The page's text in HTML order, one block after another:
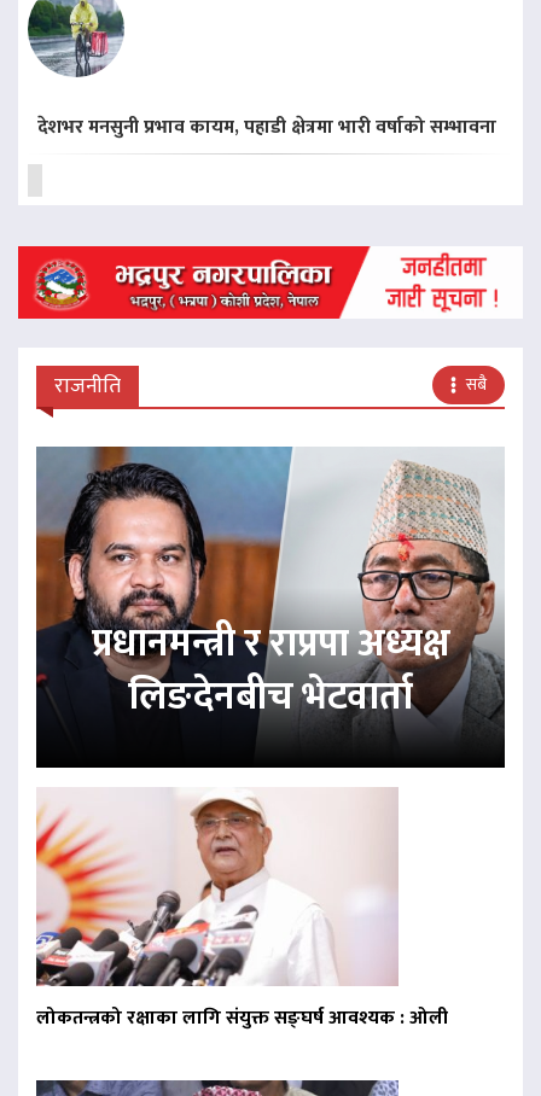
देशभर मनसुनी प्रभाव कायम, पहाडी क्षेत्रमा भारी वर्षाको सम्भावना
राजनीति सबै
प्रधानमन्त्री र राप्रपा अध्यक्ष
लिङदेनबीच भेटवार्ता
लोकतन्त्रको रक्षाका लागि संयुक्त सङ्घर्ष आवश्यक : ओली